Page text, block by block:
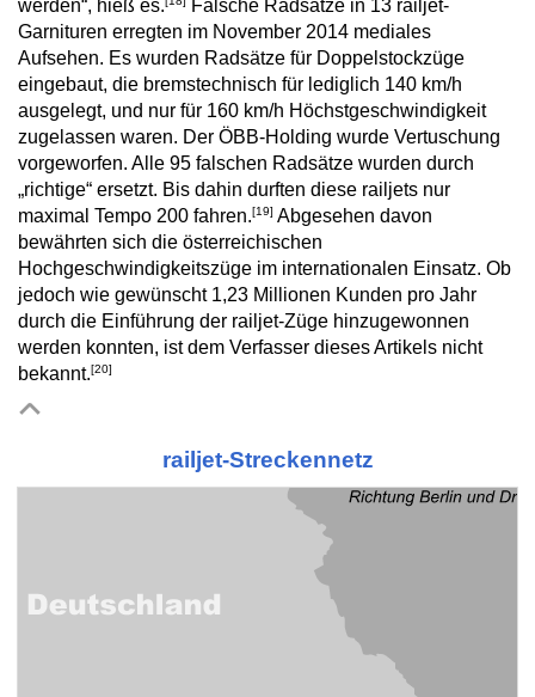
werden“, hieß es.
Falsche Radsätze in 13 railjet-
Garnituren erregten im November 2014 mediales
Aufsehen. Es wurden Radsätze für Doppelstockzüge
eingebaut, die bremstechnisch für lediglich 140 km/h
ausgelegt, und nur für 160 km/h Höchstgeschwindigkeit
zugelassen waren. Der ÖBB-Holding wurde Vertuschung
vorgeworfen. Alle 95 falschen Radsätze wurden durch
„richtige“ ersetzt. Bis dahin durften diese railjets nur
maximal Tempo 200 fahren.[19] Abgesehen davon
bewährten sich die österreichischen
Hochgeschwindigkeitszüge im internationalen Einsatz. Ob
jedoch wie gewünscht 1,23 Millionen Kunden pro Jahr
durch die Einführung der railjet-Züge hinzugewonnen
werden konnten, ist dem Verfasser dieses Artikels nicht
bekannt.[20]
railjet-Streckennetz